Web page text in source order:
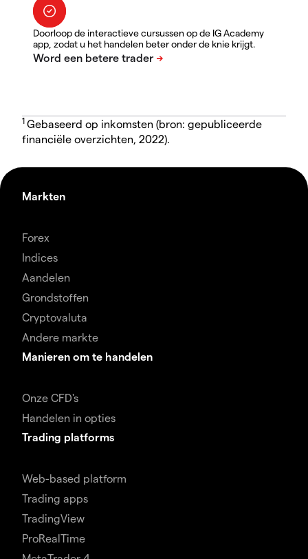
Doorloop de interactieve cursussen op de IG Academy
app, zodat u het handelen beter onder de knie krijgt.
1 Gebaseerd op inkomsten (bron: gepubliceerde
financiële overzichten, 2022).
Markten
Forex
Indices
Aandelen
Grondstoffen
Cryptovaluta
Andere markte
Manieren om te handelen
Onze CFD's
Handelen in opties
Trading platforms
Web-based platform
Trading apps
TradingView
ProRealTime